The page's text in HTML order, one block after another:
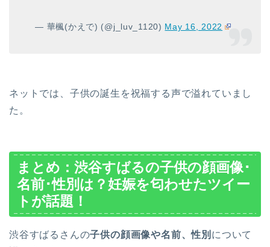
— 華楓(かえで) (@j_luv_1120) May 16, 2022
ネットでは、子供の誕生を祝福する声で溢れていまし
た。
まとめ：渋谷すばるの子供の顔画像･
名前･性別は？妊娠を匂わせたツイー
トが話題！
渋谷すばるさんの子供の顔画像や名前、性別 について